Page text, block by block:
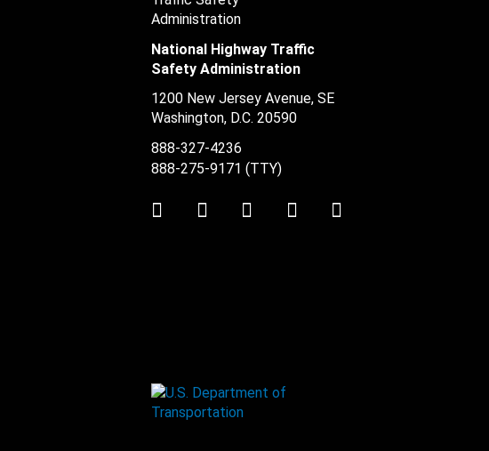
National Highway Traffic
Safety Administration
1200 New Jersey Avenue, SE
Washington, D.C. 20590
888-327-4236
888-275-9171 (TTY)
TwitterLinkedInFacebookYoutube